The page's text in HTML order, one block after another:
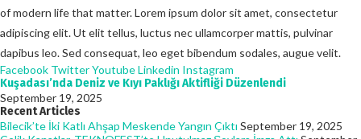
of modern life that matter. Lorem ipsum dolor sit amet, consectetur
adipiscing elit. Ut elit tellus, luctus nec ullamcorper mattis, pulvinar
dapibus leo. Sed consequat, leo eget bibendum sodales, augue velit.
Facebook TwitterYoutubeLinkedin Instagram
Kuşadası’nda Deniz ve Kıyı Paklığı Aktifliği Düzenlendi
September 19, 2025
Recent Articles
Bilecik’te İki Katlı Ahşap Meskende Yangın Çıktı September 19, 2025